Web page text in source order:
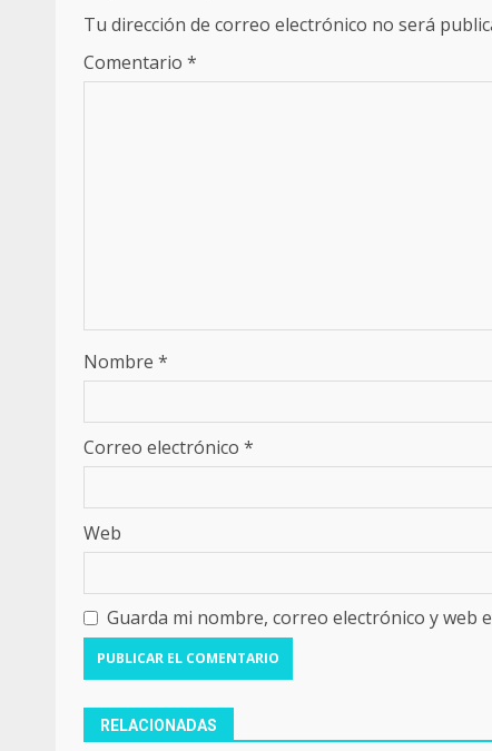
Tu dirección de correo electrónico no será
Comentario *
Nombre *
Correo electrónico *
Web
Guarda mi nombre, correo electrónico y web
RELACIONADAS